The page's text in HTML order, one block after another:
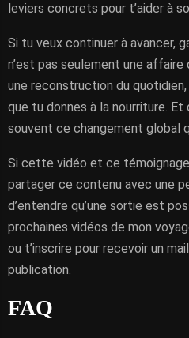
leviers concrets pour t’aider à
Si tu veux continuer à avancer,
n’est pas seulement une affaire
une reconstruction du
que tu donnes à la nourriture. Et
souvent ce changement global
Si cette vidéo et ce témoignage
partager ce contenu avec une
d’entendre qu’une sortie est
prochaines vidéos de mon
ou t’inscrire pour recevoir un
publication.
FAQ